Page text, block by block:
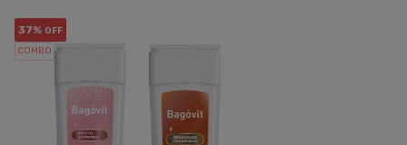
37% OFF
COMBO